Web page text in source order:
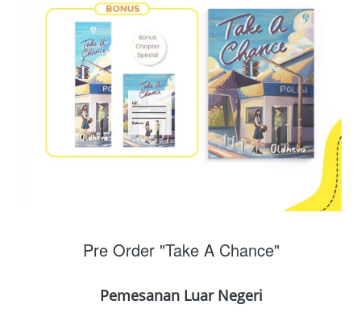
Pre Order "Take A Chance"
Pemesanan Luar Negeri